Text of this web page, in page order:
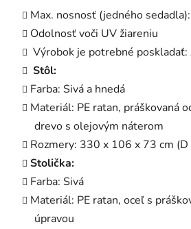
Max. nosnosť (jedného
Odolnosť voči UV žiareniu
Výrobok je potrebné poskladať:
Stôl:
Farba: Sivá a hnedá
Materiál: PE ratan, práškovaná
drevo s olejovým náterom
Rozmery: 330 x 106 x 73 cm (D
Stolička:
Farba: Sivá
Materiál: PE ratan, oceľ s
úpravou